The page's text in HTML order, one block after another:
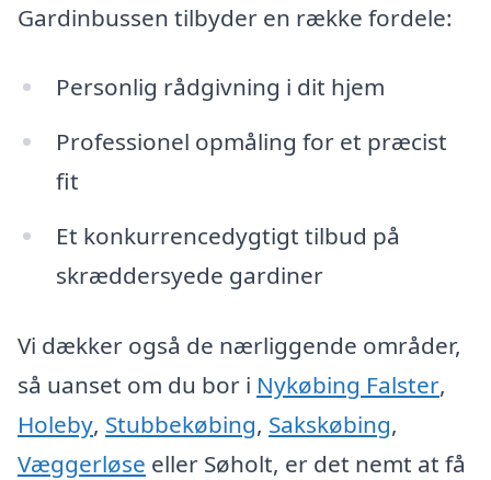
Gardinbussen tilbyder en række fordele:
Personlig rådgivning i dit hjem
Professionel opmåling for et præcist
fit
Et konkurrencedygtigt tilbud på
skræddersyede gardiner
Vi dækker også de nærliggende områder,
så uanset om du bor i Nykøbing Falster,
Holeby, Stubbekøbing, Sakskøbing,
Væggerløse eller Søholt, er det nemt at få